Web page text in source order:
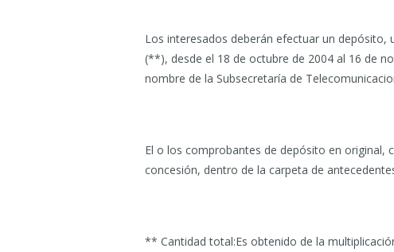
Los interesados deberán efectuar un
(**), desde el 18 de octubre de 2004 al 16 de
nombre de la Subsecretaría de
El o los comprobantes de depósito en original,
concesión, dentro de la carpeta de
** Cantidad total:Es obtenido de la